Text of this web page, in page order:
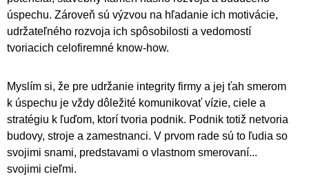
úspechu. Zároveň sú výzvou na hľadanie ich motivácie,
udržateľného rozvoja ich spôsobilosti a vedomostí
tvoriacich celofiremné know-how.
Myslím si, že pre udržanie integrity firmy a jej ťah smerom
k úspechu je vždy dôležité komunikovať vízie, ciele a
stratégiu k ľuďom, ktorí tvoria podnik. Podnik totiž netvoria
budovy, stroje a zamestnanci. V prvom rade sú to ľudia so
svojimi snami, predstavami o vlastnom smerovaní...
svojimi cieľmi.